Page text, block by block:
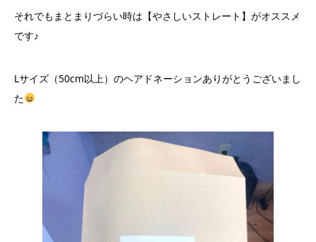
それでもまとまりづらい時は【やさしいストレート】がオススメ
です♪
Lサイズ（50cm以上）のヘアドネーションありがとうございまし
た